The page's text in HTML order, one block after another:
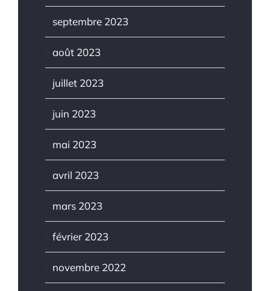
septembre 2023
août 2023
juillet 2023
juin 2023
mai 2023
avril 2023
mars 2023
février 2023
novembre 2022